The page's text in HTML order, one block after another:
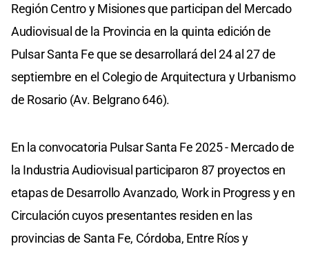
Región Centro y Misiones que participan del Mercado
Audiovisual de la Provincia en la quinta edición de
Pulsar Santa Fe que se desarrollará del 24 al 27 de
septiembre en el Colegio de Arquitectura y Urbanismo
de Rosario (Av. Belgrano 646).
En la convocatoria Pulsar Santa Fe 2025 - Mercado de
la Industria Audiovisual participaron 87 proyectos en
etapas de Desarrollo Avanzado, Work in Progress y en
Circulación cuyos presentantes residen en las
provincias de Santa Fe, Córdoba, Entre Ríos y